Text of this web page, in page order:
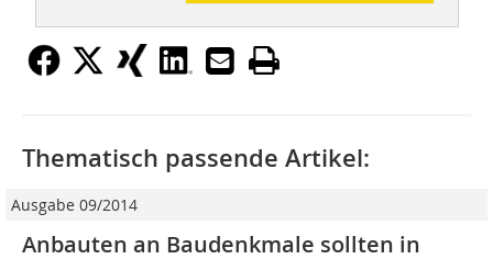
Thematisch passende Artikel:
Ausgabe 09/2014
Anbauten an Baudenkmale sollten in